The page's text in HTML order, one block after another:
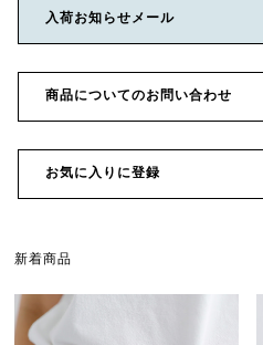
入荷お知らせメール
商品についてのお問い合わせ
お気に入りに登録
新着商品